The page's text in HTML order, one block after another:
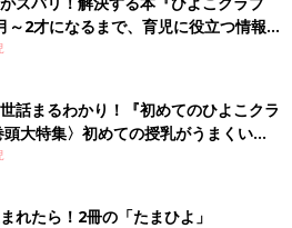
2才になるまで、育児に役立つ情報が
話まるわかり！『初めてのひよこクラ
大特集〉初めての授乳がうまくい
ミルクの基本と夏のトラブル 解決テ
れたら！2冊の「たまひよ」